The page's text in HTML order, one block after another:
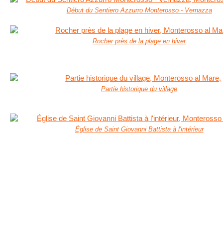
Début du Sentiero Azzurro Monterosso - Vernazza
Rocher près de la plage en hiver
Partie historique du village
Église de Saint Giovanni Battista à l'intérieur